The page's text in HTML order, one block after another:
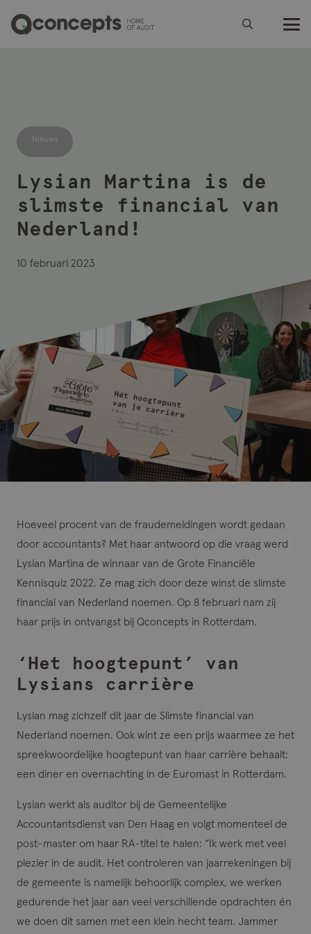
Nieuws
Lysian Martina is de
slimste financial van
Nederland!
10 februari 2023
Hoeveel procent van de fraudemeldingen wordt gedaan
door accountants? Met haar antwoord op die vraag werd
Lysian Martina de winnaar van de Grote Financiële
Kennisquiz 2022. Ze mag zich door deze winst de slimste
financial van Nederland noemen. Op 8 februari nam zij
haar prijs in ontvangst bij Qconcepts in Rotterdam.
‘Het hoogtepunt’ van
Lysians carrière
Lysian mag zichzelf dit jaar de Slimste financial van
Nederland noemen. Ook wint ze een prijs waarmee ze het
spreekwoordelijke hoogtepunt van haar carrière behaalt:
een diner en overnachting in de Euromast in Rotterdam.
Lysian werkt als auditor bij de Gemeentelijke
Accountantsdienst van Den Haag en volgt momenteel de
post-master om haar RA-titel te halen: “Ik werk met veel
plezier in de audit. Het controleren van jaarrekeningen bij
de gemeente is namelijk behoorlijk complex, we werken
gedurende het jaar aan veel verschillende opdrachten én
we doen dit samen met een klein hecht team. Jammer